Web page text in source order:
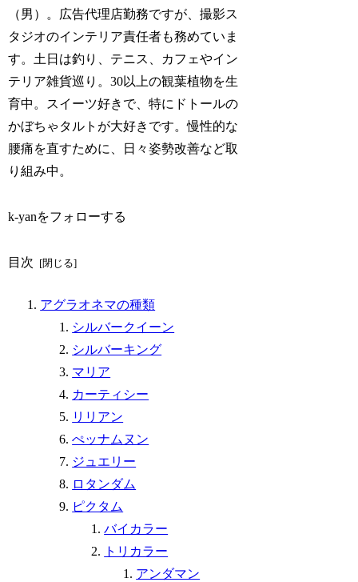
（男）。広告代理店勤務ですが、撮影ス
タジオのインテリア責任者も務めていま
す。土日は釣り、テニス、カフェやイン
テリア雑貨巡り。30以上の観葉植物を生
育中。スイーツ好きで、特にドトールの
かぼちゃタルトが大好きです。慢性的な
腰痛を直すために、日々姿勢改善など取
り組み中。
k-yanをフォローする
目次
アグラオネマの種類
シルバークイーン
シルバーキング
マリア
カーティシー
リリアン
ぺッナムヌン
ジュエリー
ロタンダム
ピクタム
バイカラー
トリカラー
アンダマン